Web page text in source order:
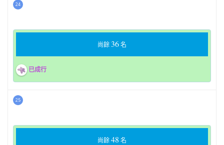
24
尚餘36名
已成行
25
尚餘48 名